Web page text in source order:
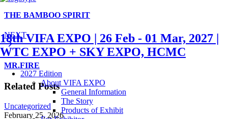
18th VIFA EXPO | 26 Feb - 01 Mar, 2027 |
WTC EXPO + SKY EXPO, HCMC
2027 Edition
About VIFA EXPO
General Information
The Story
Products of Exhibit
THE BAMBOO SPIRIT
NEXT
MR.FIRE
Related Posts
Uncategorized
February 25, 2026